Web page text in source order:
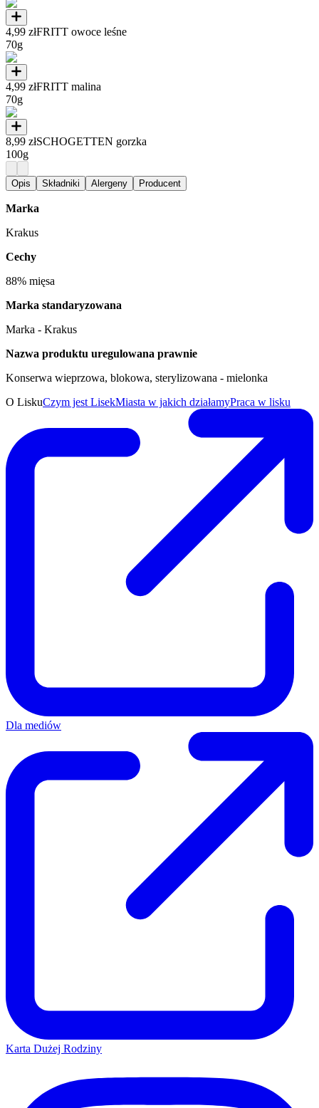
4,99 złFRITT owoce leśne
70g
4,99 złFRITT malina
70g
8,99 złSCHOGETTEN gorzka
100g
Opis Składniki Alergeny Producent
Marka
Krakus
Cechy
88% mięsa
Marka standaryzowana
Marka - Krakus
Nazwa produktu uregulowana prawnie
Konserwa wieprzowa, blokowa, sterylizowana - mielonka
O LiskuCzym jest LisekMiasta w jakich działamyPraca w lisku
Dla mediów
Karta Dużej Rodziny